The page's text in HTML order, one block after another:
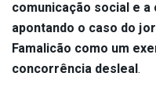
comunicação social e
apontando o caso do
Famalicão como um
concorrência desleal.